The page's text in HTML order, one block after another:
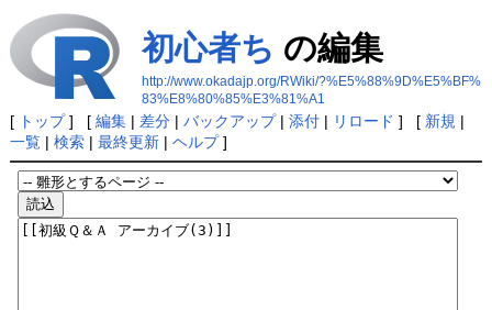
初心者ち の編集
http://www.okadajp.org/RWiki/?%E5%88%9D%E5%BF%
83%E8%80%85%E3%81%A1
[ トップ] [ 編集| 差分| バックアップ| 添付| リロード ] [ 新規 |
一覧| 検索| 最終更新| ヘルプ]